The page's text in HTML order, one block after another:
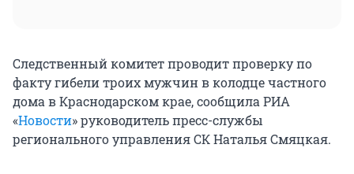
Следственный комитет проводит проверку по
факту гибели троих мужчин в колодце частного
дома в Краснодарском крае, сообщила РИА
«Новости» руководитель пресс-службы
регионального управления СК Наталья Смяцкая.